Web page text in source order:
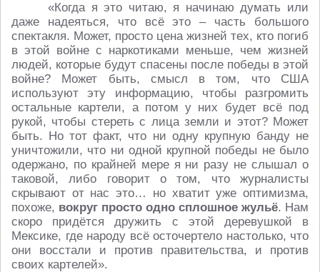
«Когда я это читаю, я начинаю думать или
даже надеяться, что всё это – часть большого
спектакля. Может, просто цена жизней тех, кто погиб
в этой войне с наркотиками меньше, чем жизней
людей, которые будут спасены после победы в этой
войне? Может быть, смысл в том, что США
используют эту информацию, чтобы разгромить
остальные картели, а потом у них будет всё под
рукой, чтобы стереть с лица земли и этот? Может
быть. Но тот факт, что ни одну крупную банду не
уничтожили, что ни одной крупной победы не было
одержано, по крайней мере я ни разу не слышал о
таковой, либо говорит о том, что журналисты
скрывают от нас это… но хватит уже оптимизма,
похоже, вокруг просто одно сплошное жульё. Нам
скоро придётся дружить с этой деревушкой в
Мексике, где народу всё осточертело настолько, что
они восстали и против правительства, и против
своих картелей».